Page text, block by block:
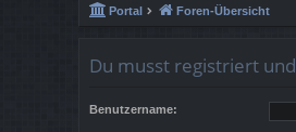
ne Portal Foren-Übersicht
Du musst registriert
Benutzername: